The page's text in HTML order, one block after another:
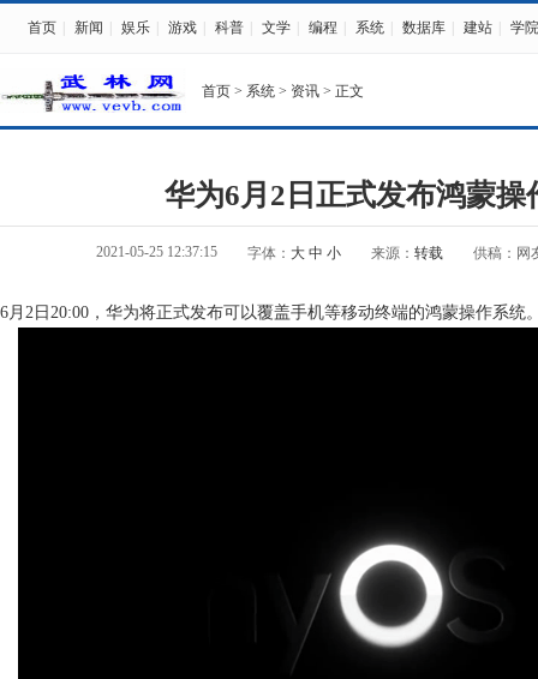
首页 新闻 娱乐 游戏 科普 文学 编程 系统 数据库 建站 学院
首页 > 系统 > 资讯 > 正文
华为6月2日正式发布鸿蒙操
2021-05-25 12:37:15 字体： 大 中 小 来源： 转载 供稿：网
6月2日20:00，华为将正式发布可以覆盖手机等移动终端的鸿蒙操作系统